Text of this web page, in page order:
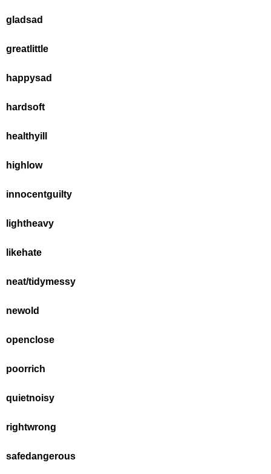
gladsad
greatlittle
happysad
hardsoft
healthyill
high low
innocentguilty
lightheavy
likehate
neat/tidymessy
newold
openclose
poorrich
quietnoisy
rightwrong
safedangerous